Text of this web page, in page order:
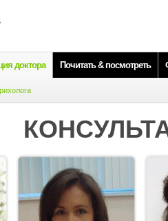
доктора Почитать & посмотреть